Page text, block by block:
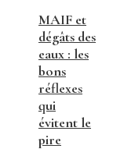
MAIF et
dégâts des
eaux : les
bons
réflexes
qui
évitent le
pire